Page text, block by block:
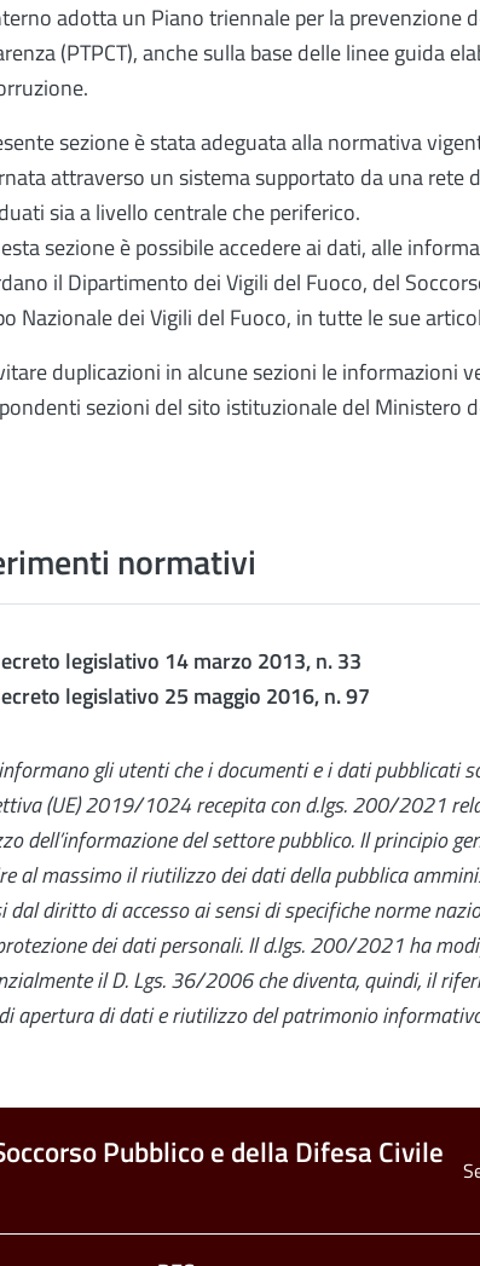
adotta un Piano triennale per la prevenzione
(PTPCT), anche sulla base delle linee guida
sezione è stata adeguata alla normativa
attraverso un sistema supportato da una rete
sia a livello centrale che periferico.
sezione è possibile accedere ai dati, alle
il Dipartimento dei Vigili del Fuoco, del
Nazionale dei Vigili del Fuoco, in tutte le sue
duplicazioni in alcune sezioni le informazioni
sezioni del sito istituzionale del Ministero
normativi
legislativo 14 marzo 2013, n. 33
legislativo 25 maggio 2016, n. 97
gli utenti che i documenti e i dati pubblicati
(UE) 2019/1024recepita con d.lgs. 200/2021
dell’informazione del settore pubblico. Il principio
al massimo il riutilizzo dei dati della pubblica
dal diritto di accesso ai sensi di specifiche norme
dei dati personali.Ild.lgs. 200/2021ha
il D. Lgs. 36/2006 chediventa, quindi, il
apertura di dati e riutilizzo del patrimonio
Pubblico e della Difesa Civile